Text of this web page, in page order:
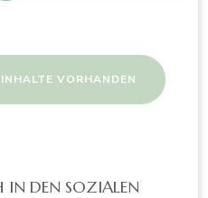
VORHANDEN
IN DEN SOZIALEN